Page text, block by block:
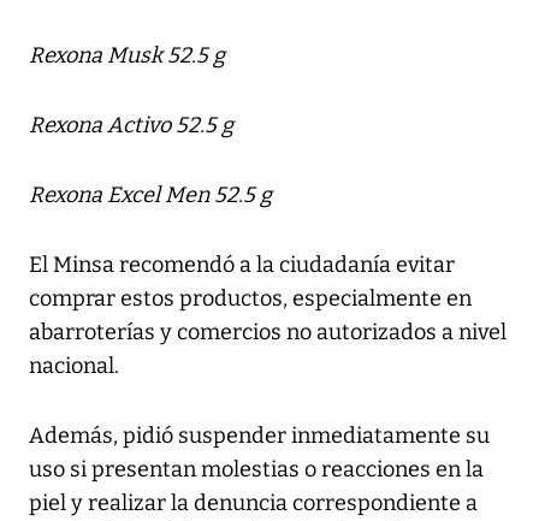
Rexona Musk 52.5 g
Rexona Activo 52.5 g
Rexona Excel Men 52.5 g
El Minsa recomendó a la ciudadanía evitar
comprar estos productos, especialmente en
abarroterías y comercios no autorizados a nivel
nacional.
Además, pidió suspender inmediatamente su
uso si presentan molestias o reacciones en la
piel y realizar la denuncia correspondiente a